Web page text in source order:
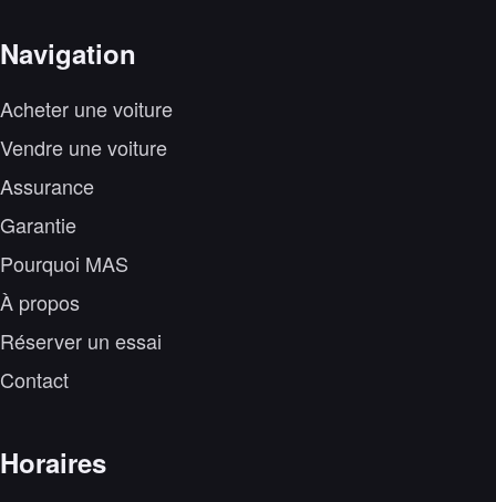
Navigation
Acheter une voiture
Vendre une voiture
Assurance
Garantie
Pourquoi MAS
À propos
Réserver un essai
Contact
Horaires